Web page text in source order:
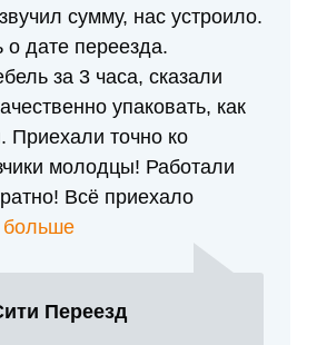
сумму, нас устроило.
о дате переезда.
за 3 часа, сказали
упаковать, как
Приехали точно ко
молодцы! Работали
Всё приехало
больше
Переезд